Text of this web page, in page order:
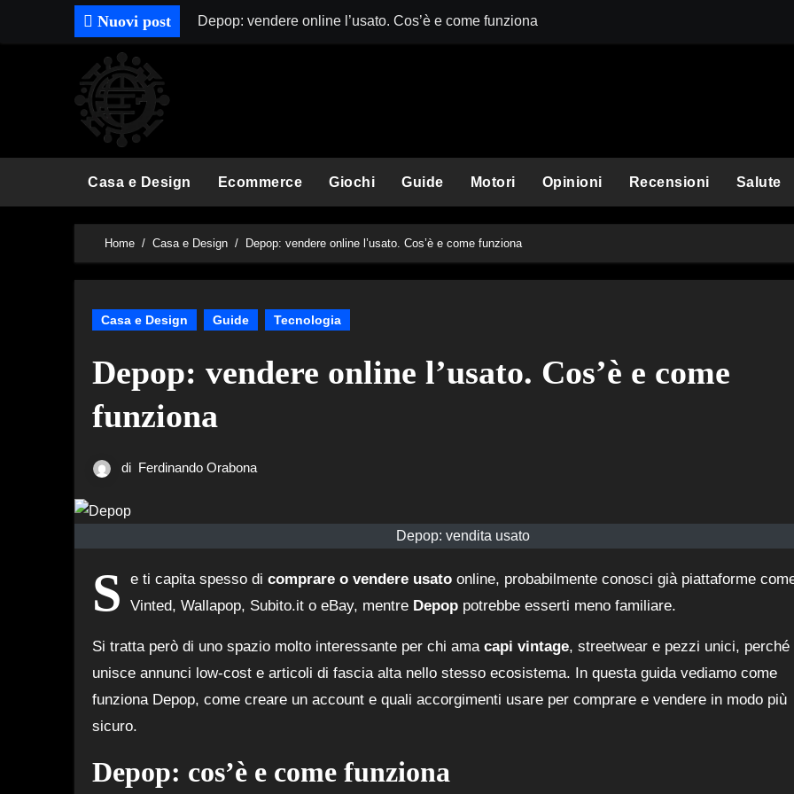
Nuovi post Depop: vendere online l’usato. Cos’è e come funziona
Casa e Design Ecommerce Giochi Guide Motori Opinioni Recensioni Salute
Home Casa e Design Depop: vendere online l’usato. Cos’è e come funziona
Casa e Design Guide Tecnologia
Depop: vendere online l’usato. Cos’è e come
funziona
di Ferdinando Orabona
Depop: vendita usato
S e ti capita spesso di comprare o vendere usato online, probabilmente conosci già piattaforme
Vinted, Wallapop, Subito.it o eBay, mentre Depop potrebbe esserti meno familiare.
Si tratta però di uno spazio molto interessante per chi ama capi vintage, streetwear e pezzi unici, perché
unisce annunci low-cost e articoli di fascia alta nello stesso ecosistema. In questa guida vediamo come
funziona Depop, come creare un account e quali accorgimenti usare per comprare e vendere in modo più
sicuro.
Depop: cos’è e come funziona